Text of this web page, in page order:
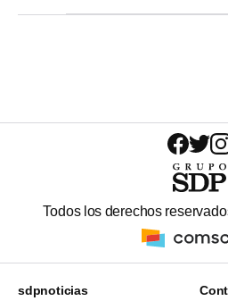
Todos los derechos
sdpnoticias